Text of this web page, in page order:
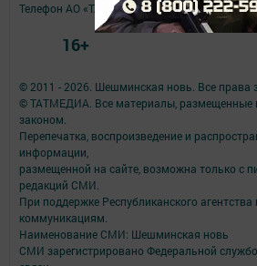
© 2011 - 2026. Шешминская новь. Все права
© ТАТМЕДИА. Все материалы, размещенные
законом.
Перепечатка, воспроизведение и
информации,
размещенной на сайте, возможна только с
редакций СМИ.
При поддержке Республиканского
коммуникациям.
Наименование СМИ: Шешминская новь
СМИ зарегистрировано Федеральной
Телефон АО «ТАТМЕДИА»:(843) 222 09 84
16+